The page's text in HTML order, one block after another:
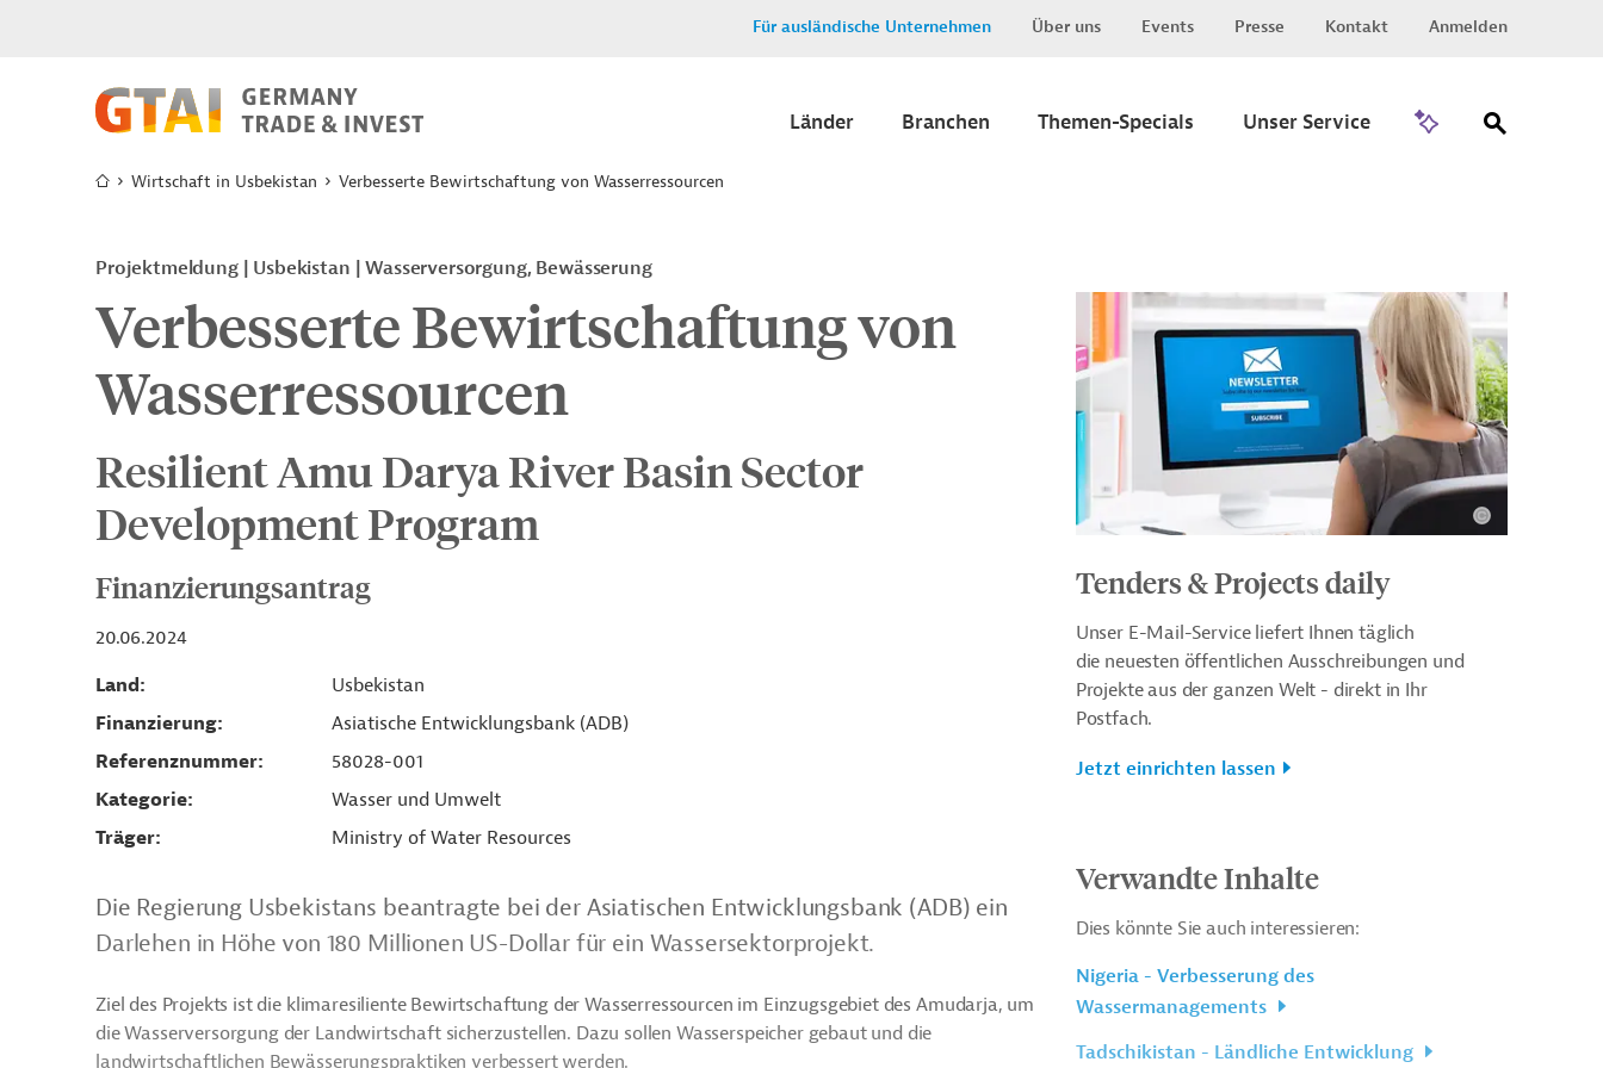
Für ausländische Unternehmen Über uns Events Presse Kontakt Anmelden
Länder Branchen Themen-Specials Unser Service
Wirtschaft in Usbekistan Verbesserte Bewirtschaftung von Wasserressourcen
Projektmeldung Usbekistan Wasserversorgung, Bewässerung
Verbesserte Bewirtschaftung von
Wasserressourcen
Resilient Amu Darya River Basin Sector
Development Program
Finanzierungsantrag
20.06.2024
Land
Usbekistan
Finanzierung
Asiatische Entwicklungsbank (ADB)
Referenznummer
58028-001
Kategorie
Wasser und Umwelt
Träger
Ministry of Water Resources
Die Regierung Usbekistans beantragte bei der Asiatischen Entwicklungsbank (ADB) ein
Darlehen in Höhe von 180 Millionen US-Dollar für ein Wassersektorprojekt.
Ziel des Projekts ist die klimaresiliente Bewirtschaftung der Wasserressourcen im Einzugsgebiet des Amudarja, um
die Wasserversorgung der Landwirtschaft sicherzustellen. Dazu sollen Wasserspeicher gebaut und die
landwirtschaftlichen Bewässerungspraktiken verbessert werden.
Tenders & Projects daily
Unser E-Mail-Service liefert Ihnen täglich
die neuesten öffentlichen Ausschreibungen und
Projekte aus der ganzen Welt - direkt in Ihr
Postfach.
Jetzt einrichten lassen
Verwandte Inhalte
Dies könnte Sie auch interessieren:
Nigeria - Verbesserung des
Wassermanagements
Tadschikistan - Ländliche Entwicklung